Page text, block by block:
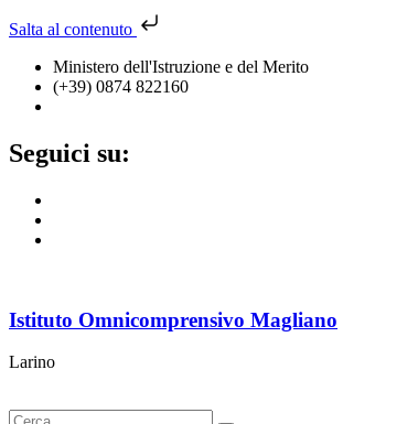
Salta al contenuto
Ministero dell'Istruzione e del Merito
(+39) 0874 822160
Seguici su:
Istituto Omnicomprensivo Magliano
Larino